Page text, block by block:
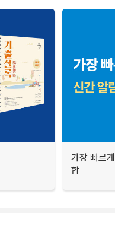
가장 빠르
합